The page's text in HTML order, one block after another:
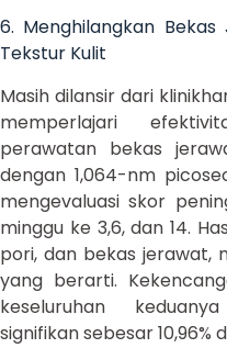
6. Menghilangkan
Tekstur Kulit
Masih dilansir dari
memperlajari
perawatan bekas
dengan 1,064-nm
mengevaluasi skor
minggu ke 3,6, dan 14.
pori, dan bekas jerawat,
yang berarti.
keseluruhan
signifikan sebesar 10,96%